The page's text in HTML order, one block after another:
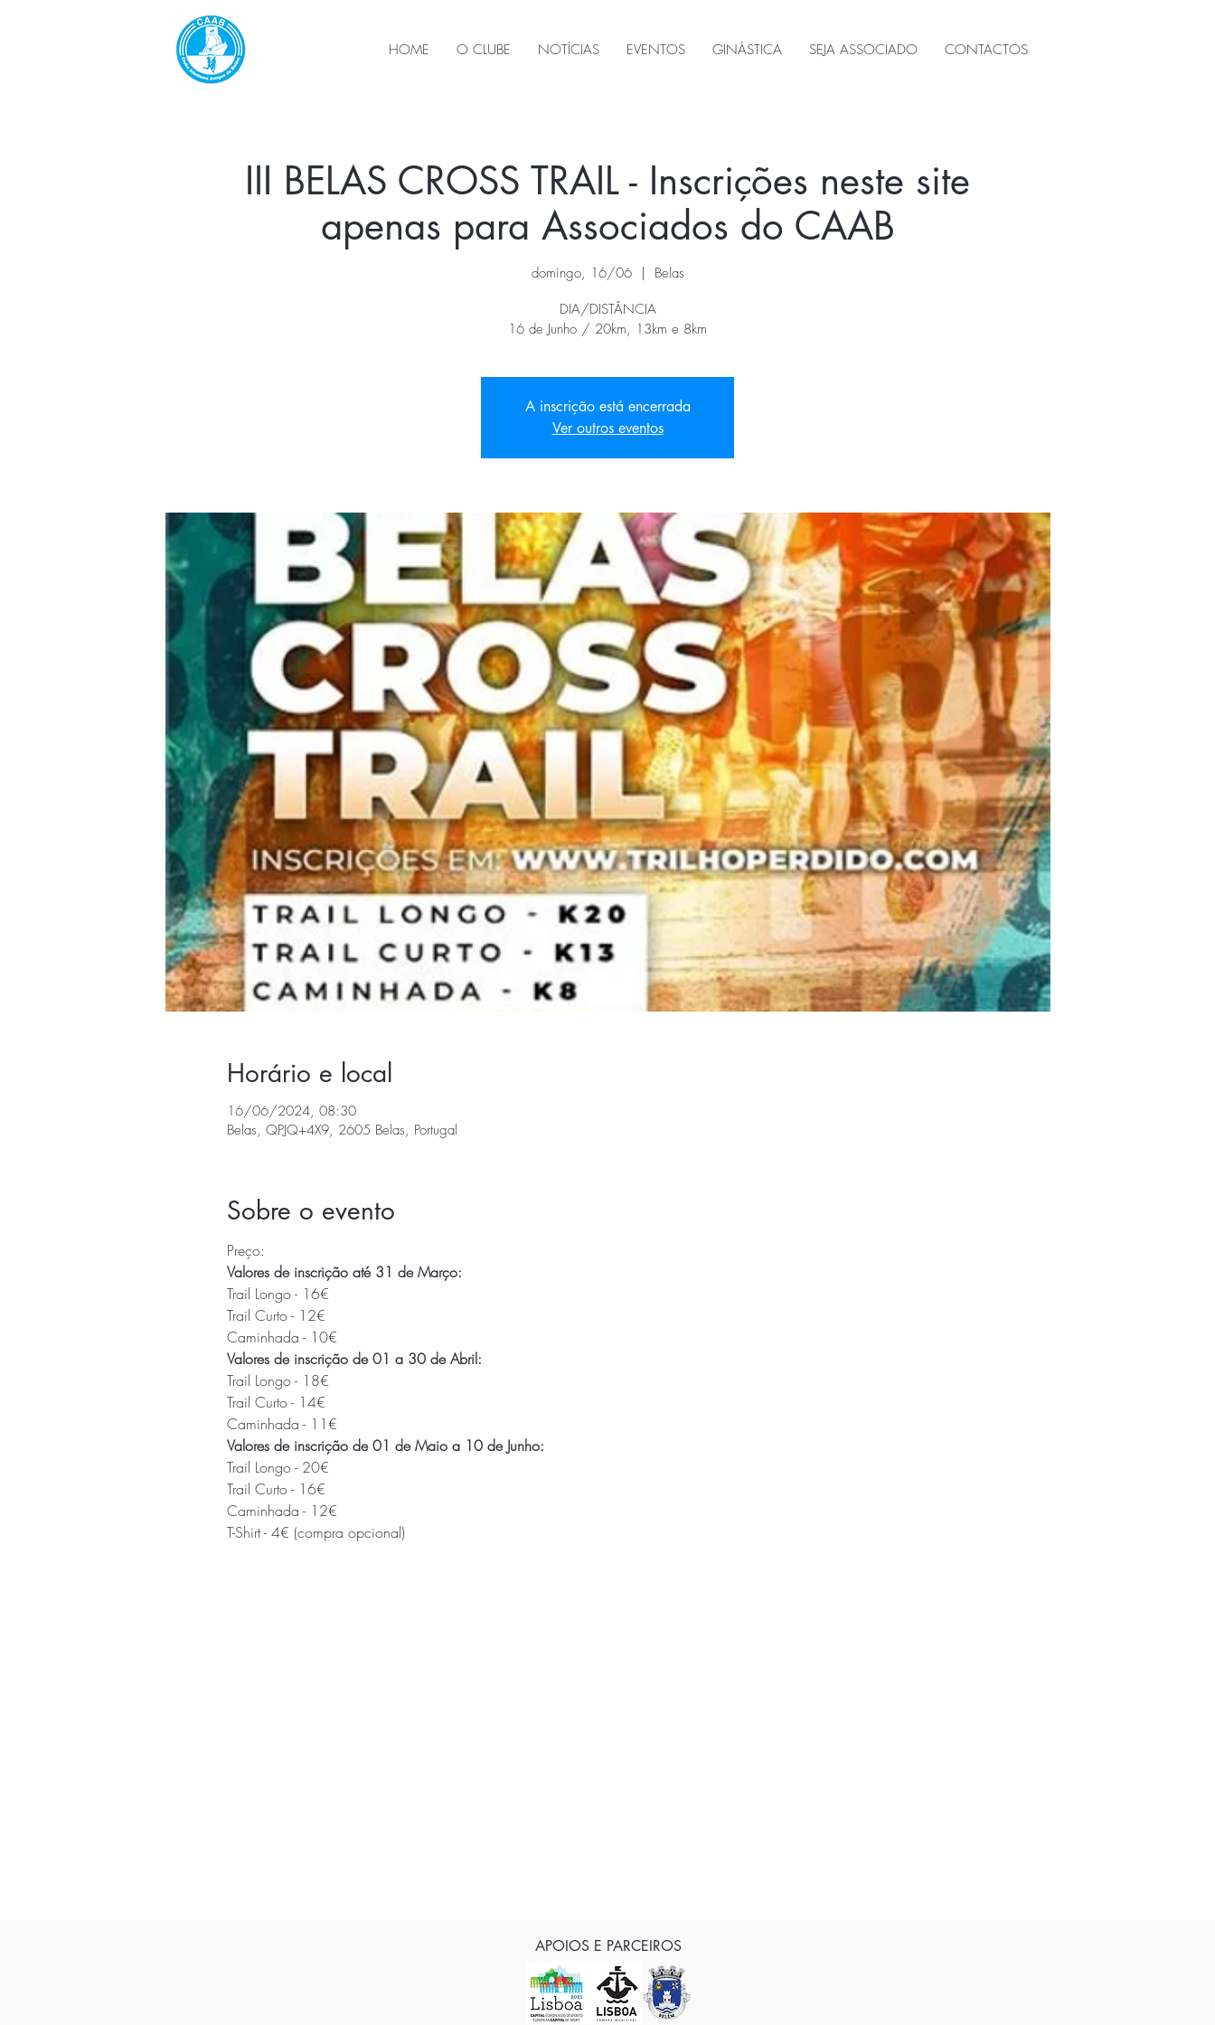
HOME O CLUBE NOTÍCIAS EVENTOS GINÁSTICA SEJA ASSOCIADO CONTACTOS
III BELAS CROSS TRAIL - Inscrições neste site
apenas para Associados do CAAB
domingo, 16/06
  |
Belas
DIA/DISTÂNCIA
16 de Junho / 20km, 13km e 8km
A inscrição está encerrada
Ver outros eventos
Horário e local
16/06/2024, 08:30
Belas, QPJQ+4X9, 2605 Belas, Portugal
Sobre o evento
Preço:
Valores de inscrição até 31 de Março:
Trail Longo - 16€
Trail Curto - 12€
Caminhada - 10€
Valores de inscrição de 01 a 30 de Abril:
Trail Longo - 18€
Trail Curto - 14€
Caminhada - 11€
Valores de inscrição de 01 de Maio a 10 de Junho:
Trail Longo - 20€
Trail Curto - 16€
Caminhada - 12€
T-Shirt - 4€ (compra opcional)
APOIOS E PARCEIROS